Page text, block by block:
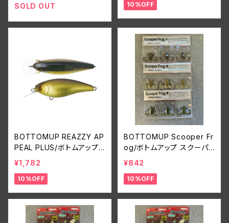
SOLD OUT
10%OFF
BOTTOMUP REAZZY AP
PEAL PLUS/ボトムアップ
リズィー アピールプラス
¥1,782
10%OFF
BOTTOMUP Scooper Fr
og/ボトムアップ スクーパ
ーフロッグ
¥842
10%OFF